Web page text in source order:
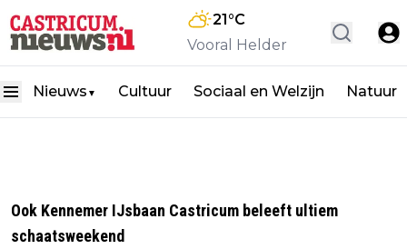
21°C
Vooral Helder
Nieuws ▼ Cultuur Sociaal en Welzijn Natuur
Ook Kennemer IJsbaan Castricum beleeft ultiem
schaatsweekend